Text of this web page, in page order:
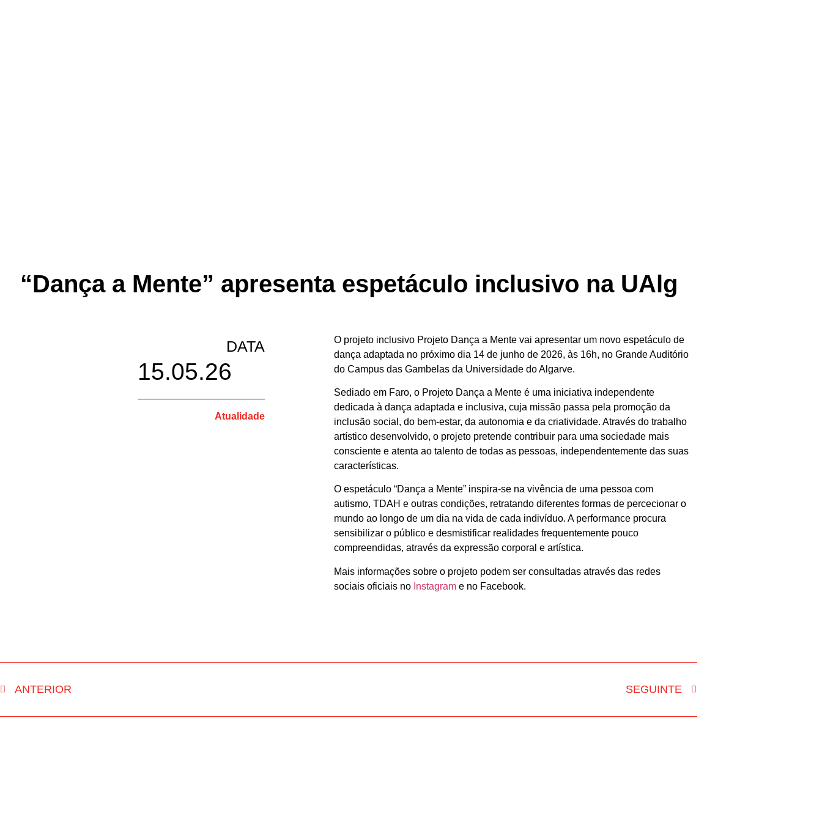
“Dança a Mente” apresenta espetáculo inclusivo na UAlg
DATA
15.05.26
Atualidade
O projeto inclusivo Projeto Dança a Mente vai apresentar um novo espetáculo de
dança adaptada no próximo dia 14 de junho de 2026, às 16h, noGrande Auditório
do Campus das Gambelas da Universidade do Algarve.
Sediado em Faro, o Projeto Dança a Mente é uma iniciativa independente
dedicada à dança adaptada e inclusiva, cuja missão passa pela promoção da
inclusão social, do bem-estar, da autonomia e da criatividade. Através do trabalho
artístico desenvolvido, o projeto pretende contribuir para uma sociedade mais
consciente e atenta ao talento de todas as pessoas, independentemente das suas
características.
O espetáculo “Dança a Mente” inspira-se na vivência de uma pessoa com
autismo, TDAH e outras condições, retratando diferentes formas de percecionar o
mundo ao longo de um dia na vida de cada indivíduo. A performance procura
sensibilizar o público e desmistificar realidades frequentemente pouco
compreendidas, através da expressão corporal e artística.
Mais informações sobre o projeto podem ser consultadas através das redes
sociais oficiais no Instagram e no Facebook.
ANTERIOR SEGUINTE